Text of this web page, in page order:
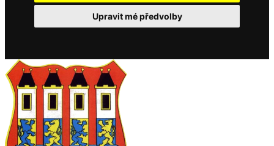
Upravit mé předvolby